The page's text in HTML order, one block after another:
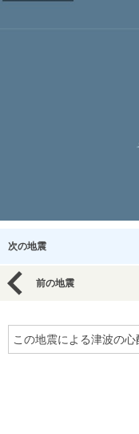
次の地震
前の地震
この地震による津波の心